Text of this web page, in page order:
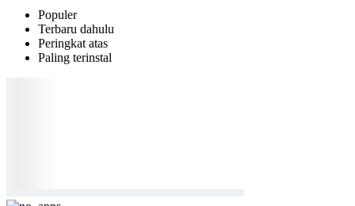
Populer
Terbaru dahulu
Peringkat atas
Paling terinstal